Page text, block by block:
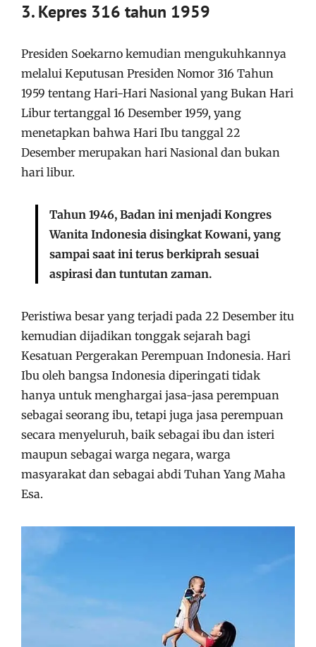
3. Kepres 316 tahun 1959
Presiden Soekarno kemudian mengukuhkannya
melalui Keputusan Presiden Nomor 316 Tahun
1959 tentang Hari-Hari Nasional yang Bukan Hari
Libur tertanggal 16 Desember 1959, yang
menetapkan bahwa Hari Ibu tanggal 22
Desember merupakan hari Nasional dan bukan
hari libur.
Tahun 1946, Badan ini menjadi Kongres
Wanita Indonesia disingkat Kowani, yang
sampai saat ini terus berkiprah sesuai
aspirasi dan tuntutan zaman.
Peristiwa besar yang terjadi pada 22 Desember itu
kemudian dijadikan tonggak sejarah bagi
Kesatuan Pergerakan Perempuan Indonesia. Hari
Ibu oleh bangsa Indonesia diperingati tidak
hanya untuk menghargai jasa-jasa perempuan
sebagai seorang ibu, tetapi juga jasa perempuan
secara menyeluruh, baik sebagai ibu dan isteri
maupun sebagai warga negara, warga
masyarakat dan sebagai abdi Tuhan Yang Maha
Esa.